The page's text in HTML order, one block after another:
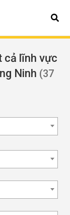
cả lĩnh vực
Ninh (37